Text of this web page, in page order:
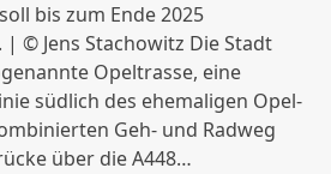
bis zum Ende 2025
| © Jens Stachowitz Die Stadt
Opeltrasse, eine
südlich des ehemaligen Opel-
Geh- und Radweg
über die A448…